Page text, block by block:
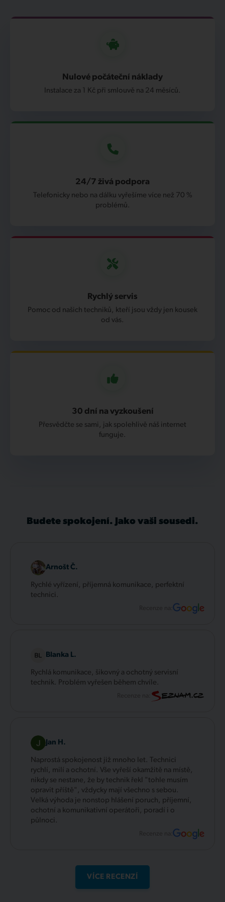
Nulové počáteční náklady
Instalace za 1 Kč při smlouvě na 24 měsíců.
24/7 živá podpora
Telefonicky nebo na dálku vyřešíme více než 70 %
problémů.
Rychlý servis
Pomoc od našich techniků, kteří jsou vždy jen kousek
od vás.
30 dní na vyzkoušení
Přesvědčte se sami, jak spolehlivě náš internet
funguje.
Budete spokojení. Jako vaši sousedi.
Arnošt Č.
Rychlé vyřízení, příjemná komunikace, perfektní
technici.
Recenze na:
Blanka L.
Rychlá komunikace, šikovný a ochotný servisní
technik. Problém vyřešen během chvíle.
Jan H.
Naprostá spokojenost již mnoho let. Technici
rychlí, milí a ochotní. Vše vyřeší okamžitě na místě,
nikdy se nestane, že by technik řekl "tohle musím
opravit příště", vždycky mají všechno s sebou.
Velká výhoda je nonstop hlášení poruch, příjemní,
ochotní a komunikativní operátoři, poradí i o
půlnoci.
Recenze na:
VÍCE RECENZÍ